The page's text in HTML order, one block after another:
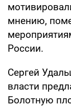
мнению,
России.
Сергей
власти
Болотную